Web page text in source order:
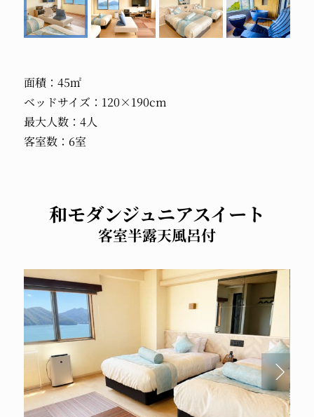
面積：45㎡
ベッドサイズ：120×190cm
最大人数：4人
客室数：6室
和モダンジュニアスイート
客室半露天風呂付